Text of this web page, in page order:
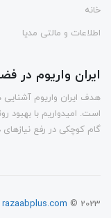
خانه
اطلاعات و مالتی مدیا
ایران واریوم در
هدف ایران واریوم آشنایی
است. امیدواریم با بهبود
گام کوچکی در رفع
razaabplus.com © 2023